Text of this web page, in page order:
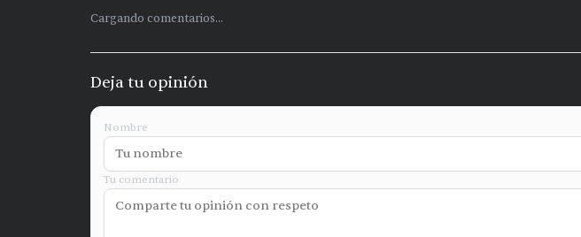
Cargando comentarios...
Deja tu opinión
Nombre
Tu comentario